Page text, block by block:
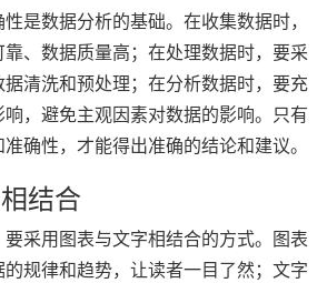
是数据分析的基础。在收集数据时，
、数据质量高；在处理数据时，要采
清洗和预处理；在分析数据时，要充
，避免主观因素对数据的影响。只有
确性，才能得出准确的结论和建议。
结合
采用图表与文字相结合的方式。图表
规律和趋势，让读者一目了然；文字